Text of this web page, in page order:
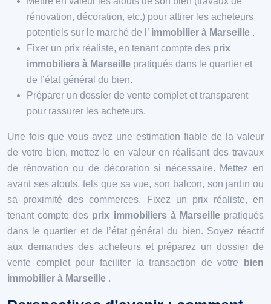
rénovation, décoration, etc.) pour attirer les acheteurs
potentiels sur le marché de l’ immobilier à Marseille .
Fixer un prix réaliste, en tenant compte des prix
immobiliers à Marseille pratiqués dans le quartier et
de l’état général du bien.
Préparer un dossier de vente complet et transparent
pour rassurer les acheteurs.
Une fois que vous avez une estimation fiable de la valeur
de votre bien, mettez-le en valeur en réalisant des travaux
de rénovation ou de décoration si nécessaire. Mettez en
avant ses atouts, tels que sa vue, son balcon, son jardin ou
sa proximité des commerces. Fixez un prix réaliste, en
tenant compte des prix immobiliers à Marseille pratiqués
dans le quartier et de l’état général du bien. Soyez réactif
aux demandes des acheteurs et préparez un dossier de
vente complet pour faciliter la transaction de votre
bien
immobilier à Marseille .